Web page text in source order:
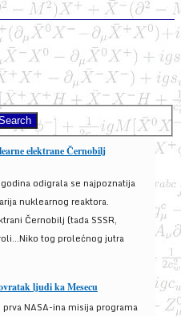
elektrane Černobilj
odigrala se najpoznatija
nuklearnog reaktora.
Černobilj (tada SSSR,
tog prolećnog jutra
ljudi ka Mesecu
NASA-ina misija programa